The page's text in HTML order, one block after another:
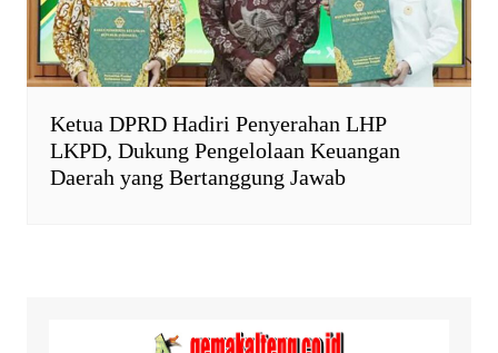
Ketua DPRD Hadiri Penyerahan LHP
LKPD, Dukung Pengelolaan Keuangan
Daerah yang Bertanggung Jawab